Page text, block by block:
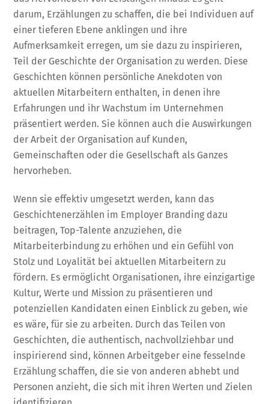
darum, Erzählungen zu schaffen, die bei Individuen auf
einer tieferen Ebene anklingen und ihre
Aufmerksamkeit erregen, um sie dazu zu inspirieren,
Teil der Geschichte der Organisation zu werden. Diese
Geschichten können persönliche Anekdoten von
aktuellen Mitarbeitern enthalten, in denen ihre
Erfahrungen und ihr Wachstum im Unternehmen
präsentiert werden. Sie können auch die Auswirkungen
der Arbeit der Organisation auf Kunden,
Gemeinschaften oder die Gesellschaft als Ganzes
hervorheben.
Wenn sie effektiv umgesetzt werden, kann das
Geschichtenerzählen im Employer Branding dazu
beitragen, Top-Talente anzuziehen, die
Mitarbeiterbindung zu erhöhen und ein Gefühl von
Stolz und Loyalität bei aktuellen Mitarbeitern zu
fördern. Es ermöglicht Organisationen, ihre einzigartige
Kultur, Werte und Mission zu präsentieren und
potenziellen Kandidaten einen Einblick zu geben, wie
es wäre, für sie zu arbeiten. Durch das Teilen von
Geschichten, die authentisch, nachvollziehbar und
inspirierend sind, können Arbeitgeber eine fesselnde
Erzählung schaffen, die sie von anderen abhebt und
Personen anzieht, die sich mit ihren Werten und Zielen